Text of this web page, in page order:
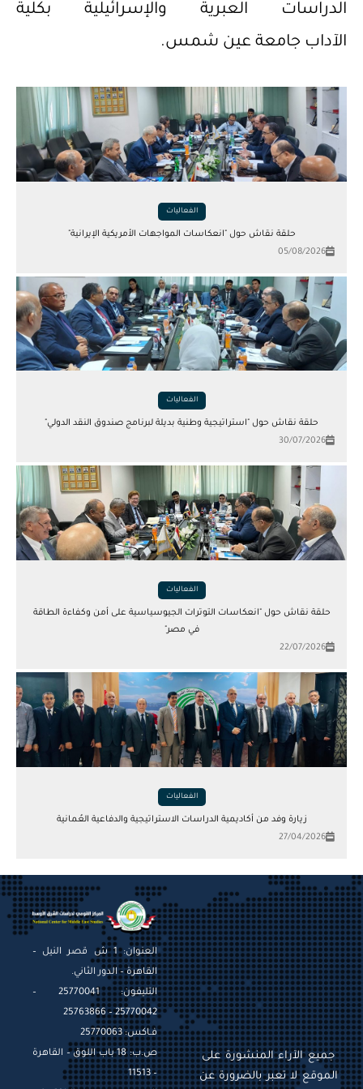
الدراسات العبرية والإسرائيلية بكلية
الآداب جامعة عين شمس.
الفعاليات
حلقة نقاش حول "انعكاسات المواجهات الأمريكية الإيرانية"
05/08/2026
الفعاليات
حلقة نقاش حول "استراتيجية وطنية بديلة لبرنامج صندوق النقد الدولي"
30/07/2026
الفعاليات
حلقة نقاش حول "انعكاسات التوترات الجيوسياسية على أمن وكفاءة الطاقة
في مصر"
22/07/2026
الفعاليات
زيارة وفد من أكاديمية الدراسات الاستراتيجية والدفاعية العُمانية
27/04/2026
العنوان: 1 ش قصر النيل –
القاهرة – الدور الثاني.
التليفون: 25770041 –
25770042 – 25763866
فـاكس: 25770063
ص.ب: 18 باب اللوق – القاهرة
– 11513
جميع الآراء المنشورة على
الموقع لا تعبر بالضرورة عن